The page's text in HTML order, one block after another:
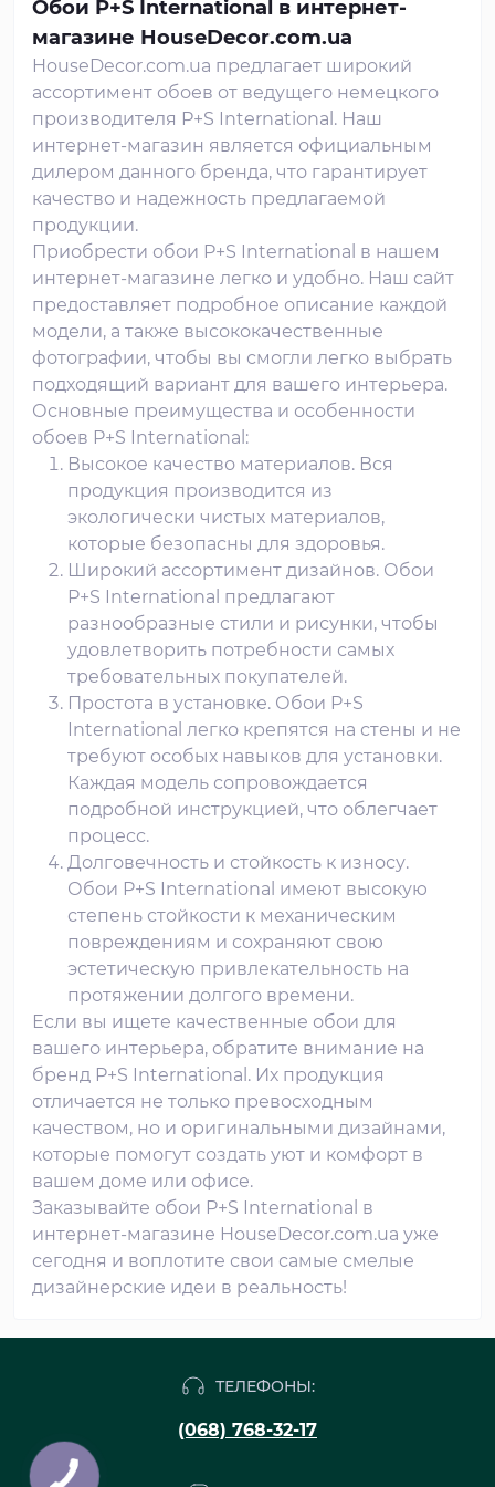
Обои P+S International в интернет-
магазине HouseDecor.com.ua
HouseDecor.com.ua предлагает широкий
ассортимент обоев от ведущего немецкого
производителя P+S International. Наш
интернет-магазин является официальным
дилером данного бренда, что гарантирует
качество и надежность предлагаемой
продукции.
Приобрести обои P+S International в нашем
интернет-магазине легко и удобно. Наш сайт
предоставляет подробное описание каждой
модели, а также высококачественные
фотографии, чтобы вы смогли легко выбрать
подходящий вариант для вашего интерьера.
Основные преимущества и особенности
обоев P+S International:
Высокое качество материалов. Вся
продукция производится из
экологически чистых материалов,
которые безопасны для здоровья.
Широкий ассортимент дизайнов. Обои
P+S International предлагают
разнообразные стили и рисунки, чтобы
удовлетворить потребности самых
требовательных покупателей.
Простота в установке. Обои P+S
International легко крепятся на стены и не
требуют особых навыков для установки.
Каждая модель сопровождается
подробной инструкцией, что облегчает
процесс.
Долговечность и стойкость к износу.
Обои P+S International имеют высокую
степень стойкости к механическим
повреждениям и сохраняют свою
эстетическую привлекательность на
протяжении долгого времени.
Если вы ищете качественные обои для
вашего интерьера, обратите внимание на
бренд P+S International. Их продукция
отличается не только превосходным
качеством, но и оригинальными дизайнами,
которые помогут создать уют и комфорт в
вашем доме или офисе.
Заказывайте обои P+S International в
интернет-магазине HouseDecor.com.ua уже
сегодня и воплотите свои самые смелые
дизайнерские идеи в реальность!
ТЕЛЕФОНЫ:
(068) 768-32-17